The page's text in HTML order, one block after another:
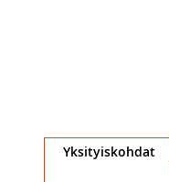
to Yksityiskohdat